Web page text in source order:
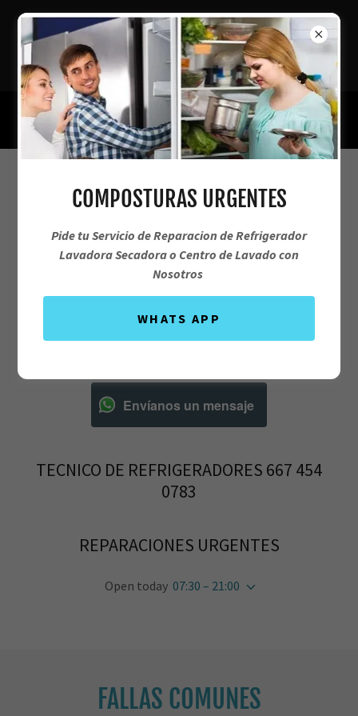
REFRIGERADORES Y LAVADORAS
SERVICIO EN CULIACAN SINALOA
667 454 0783
TECNICOS DE LAVADORAS
SERVICIO TECNICO DE REFRIGERACION Y
LINEA BLANCA
GARANTIA EN CADA REPARACION POR ESCRITO
Envíanos un mensaje
TECNICO DE REFRIGERADORES 667 454
0783
REPARACIONES URGENTES
Open today 07:30 – 21:00
FALLAS COMUNES
COMPOSTURAS URGENTES
Pide tu Servicio de Reparacion de Refrigerador
Lavadora Secadora o Centro de Lavado con
Nosotros
WHATS APP